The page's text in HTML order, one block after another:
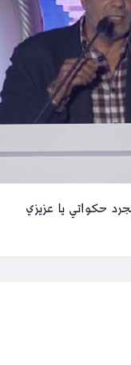
حكواتي يا عزيزي